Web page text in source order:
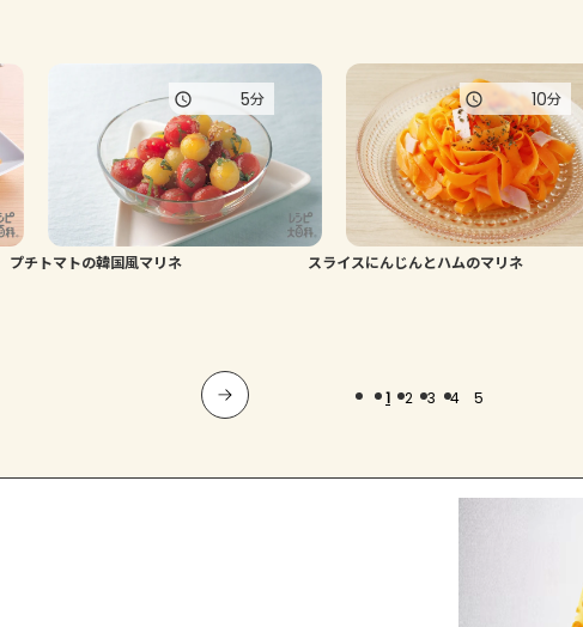
プチトマトの韓国風マリネ
5分
スライスにんじんとハムのマリネ
10分
1 2 3 4 5